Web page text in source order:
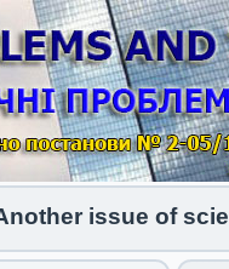
issue of